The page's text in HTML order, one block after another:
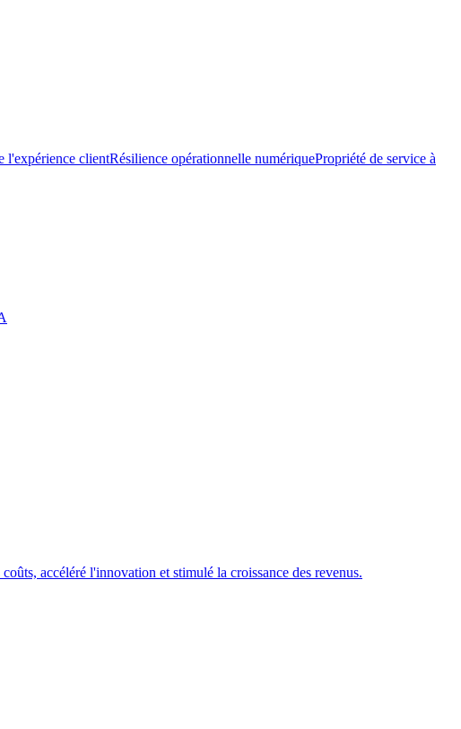
l'expérience clientRésilience opérationnelle numériquePropriété de service à
accéléré l'innovation et stimulé la croissance des revenus.